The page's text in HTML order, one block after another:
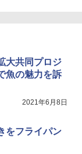
ブラック 25
ブル 電子レン
ライ調理 簡単
大共同プロジ
魚の魅力を訴
2021年6月8日
をフライパン